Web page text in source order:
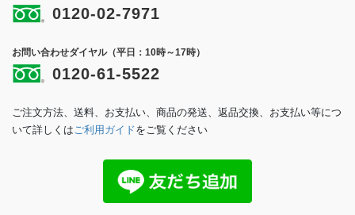
0120-02-7971
お問い合わせダイヤル（平日：10時～17時）
0120-61-5522
ご注文方法、送料、お支払い、商品の発送、返品交換、お支払い等につ
いて詳しくはご利用ガイドをご覧ください